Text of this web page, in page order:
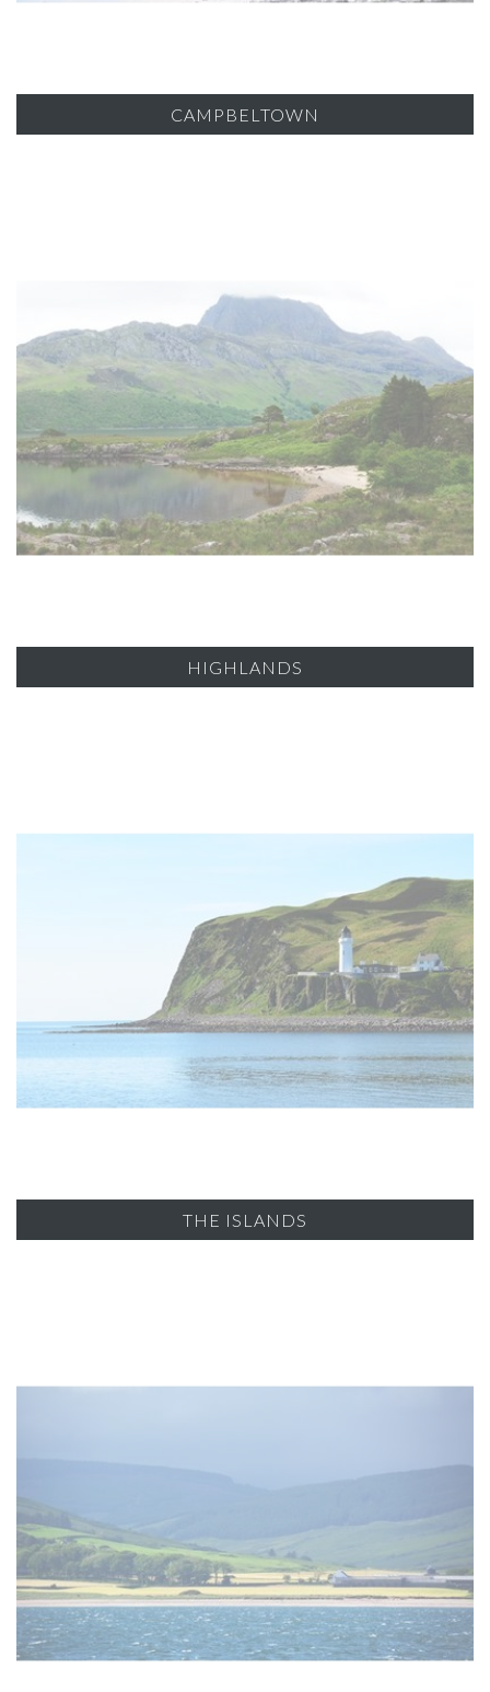
CAMPBELTOWN
HIGHLANDS
THE ISLANDS